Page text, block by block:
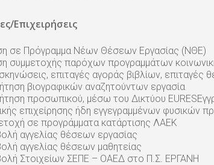
Επιχειρήσεις
σε Πρόγραμμα Νέων Θέσεων Εργασίας (ΝΘΕ)
συμμετοχής παρόχων προγραμμάτων
επιταγές αγοράς βιβλίων, επιταγές
βιογραφικών αναζητούντων εργασία
προσωπικού, μέσω του Δικτύου
επιχείρησης ήδη εγγεγραμμένων
σε προγράμματα κατάρτισης ΛΑΕΚ
αγγελίας θέσεων εργασίας
αγγελίας θέσεων μαθητείας
Στοιχείων ΣΕΠΕ – ΟΑΕΔ στο Π.Σ. ΕΡΓΑΝΗ